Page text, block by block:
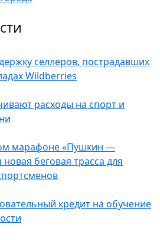
селлеров, пострадавших
Wildberries
расходы на спорт и
марафоне «Пушкин —
беговая трасса для
кредит на обучение